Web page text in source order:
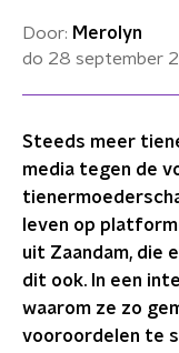
Door: Merolyn
do 28 september
Steeds meer
media tegen de
leven op
uit Zaandam, die
dit ook. In een
waarom ze zo
vooroordelen te